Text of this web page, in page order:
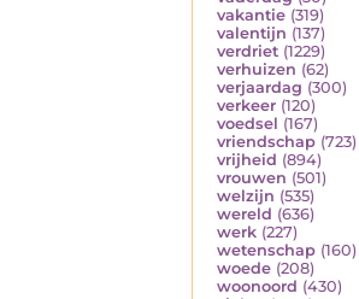
vakantie (319)
valentijn (137)
verdriet (1229)
verhuizen (62)
verjaardag (300)
verkeer (120)
voedsel (167)
vriendschap (723)
vrijheid (894)
vrouwen (501)
welzijn (535)
wereld (636)
werk (227)
wetenschap (160)
woede (208)
woonoord (430)